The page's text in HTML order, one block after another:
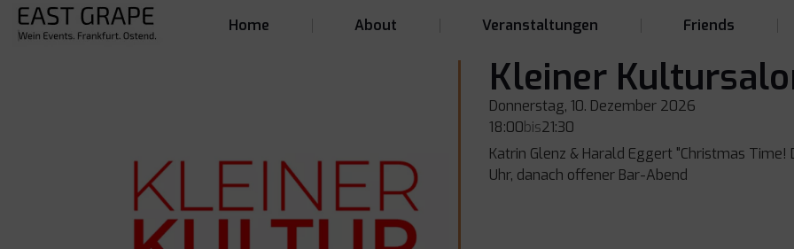
Home About Veranstaltungen Friends
Kleiner
Donnerstag, 10. Dezember 2026
18:00bis21:30
Katrin Glenz & Harald Eggert "Christmas
Uhr, danach offener Bar-Abend